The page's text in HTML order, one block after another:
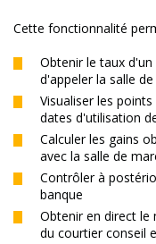
Cette fonctionnalité
Obtenir le taux
d'appeler la salle
Visualiser les
dates d'utilisation
Calculer les gains
avec la salle de
Contrôler à
banque
Obtenir en direct le
du courtier conseil